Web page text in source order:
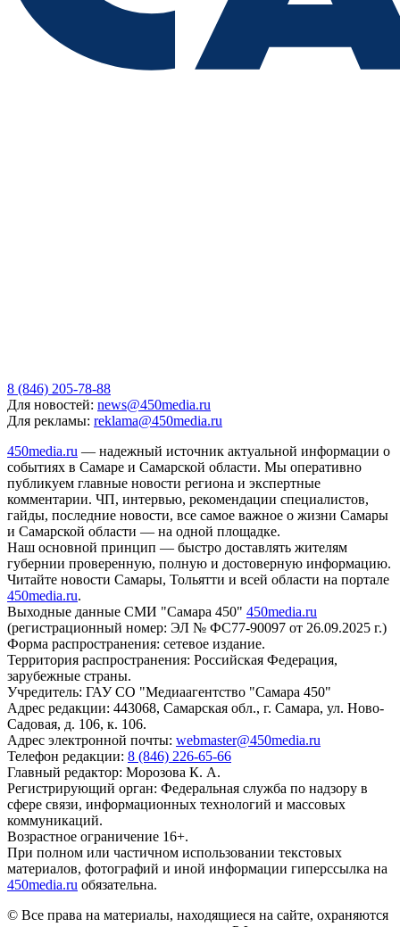
8 (846) 205-78-88
Для новостей: news@450media.ru
Для рекламы: reklama@450media.ru
450media.ru — надежный источник актуальной информации о
событиях в Самаре и Самарской области. Мы оперативно
публикуем главные новости региона и экспертные
комментарии. ЧП, интервью, рекомендации специалистов,
гайды, последние новости, все самое важное о жизни Самары
и Самарской области — на одной площадке.
Наш основной принцип — быстро доставлять жителям
губернии проверенную, полную и достоверную информацию.
Читайте новости Самары, Тольятти и всей области на портале
450media.ru.
Выходные данные СМИ "Самара 450" 450media.ru
(регистрационный номер: ЭЛ № ФС77-90097 от 26.09.2025 г.)
Форма распространения: сетевое издание.
Территория распространения: Российская Федерация,
зарубежные страны.
Учредитель: ГАУ СО "Медиаагентство "Самара 450"
Адрес редакции: 443068, Самарская обл., г. Самара, ул. Ново-
Садовая, д. 106, к. 106.
Адрес электронной почты: webmaster@450media.ru
Телефон редакции: 8 (846) 226-65-66
Главный редактор: Морозова К. А.
Регистрирующий орган: Федеральная служба по надзору в
сфере связи, информационных технологий и массовых
коммуникаций.
Возрастное ограничение 16+.
При полном или частичном использовании текстовых
материалов, фотографий и иной информации гиперссылка на
450media.ru обязательна.
© Все права на материалы, находящиеся на сайте, охраняются